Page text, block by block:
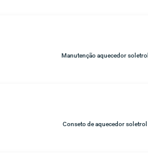
Manutenção aquecedor soletrol
Conseto de aquecedor soletrol